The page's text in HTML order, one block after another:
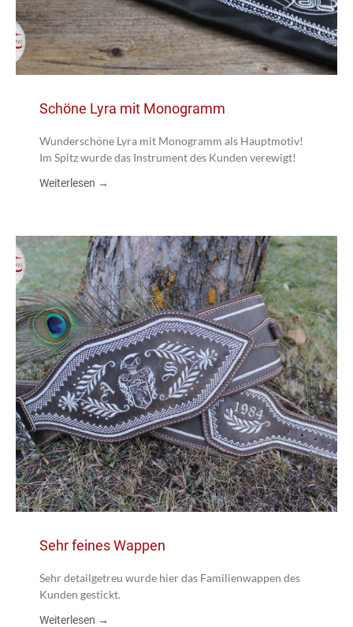
Schöne Lyra mit Monogramm
Wunderschöne Lyra mit Monogramm als Hauptmotiv!
Im Spitz wurde das Instrument des Kunden verewigt!
Weiterlesen →
Sehr feines Wappen
Sehr detailgetreu wurde hier das Familienwappen des
Kunden gestickt.
Weiterlesen →